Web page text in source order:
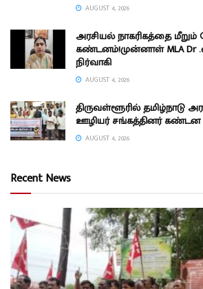
AUGUST 4, 2026
அரசியல் நாகரிகத்தை மீறும்
கண்டனம்!முன்னாள் MLA Dr
நிர்வாகி
AUGUST 4, 2026
திருவள்ளூரில் தமிழ்நாடு
ஊழியர் சங்கத்தினர் கண்டன
AUGUST 4, 2026
Recent News